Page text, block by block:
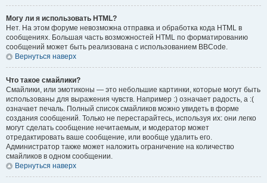
Могу ли я использовать HTML?
Нет. На этом форуме невозможна отправка и обработка кода HTML в
сообщениях. Большая часть возможностей HTML по форматированию
сообщений может быть реализована с использованием BBCode.
Вернуться наверх
Что такое смайлики?
Смайлики, или эмотиконы — это небольшие картинки, которые могут быть
использованы для выражения чувств. Например :) означает радость, а :(
означает печаль. Полный список смайликов можно увидеть в форме
создания сообщений. Только не перестарайтесь, используя их: они легко
могут сделать сообщение нечитаемым, и модератор может
отредактировать ваше сообщение, или вообще удалить его.
Администратор также может наложить ограничение на количество
смайликов в одном сообщении.
Вернуться наверх